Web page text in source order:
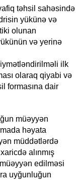
təhsil sahəsində
yükünə və
olunan
və yerinə
ilk
olaraq qiyabi və
formasına dair
müəyyən
həyata
müddətlərdə
alınmış
edilməsi
uyğunluğun